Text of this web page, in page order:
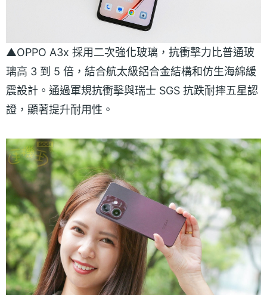
▲OPPO A3x 採用二次強化玻璃，抗衝擊力比普通玻
璃高 3 到 5 倍，結合航太級鋁合金結構和仿生海綿緩
震設計。通過軍規抗衝擊與瑞士 SGS 抗跌耐摔五星認
證，顯著提升耐用性。